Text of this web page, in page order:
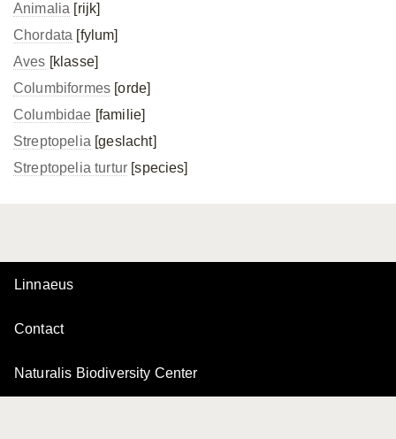
Animalia [rijk]
Chordata [fylum]
Aves [klasse]
Columbiformes [orde]
Columbidae [familie]
Streptopelia [geslacht]
Streptopelia turtur [species]
Linnaeus
Contact
Naturalis Biodiversity Center